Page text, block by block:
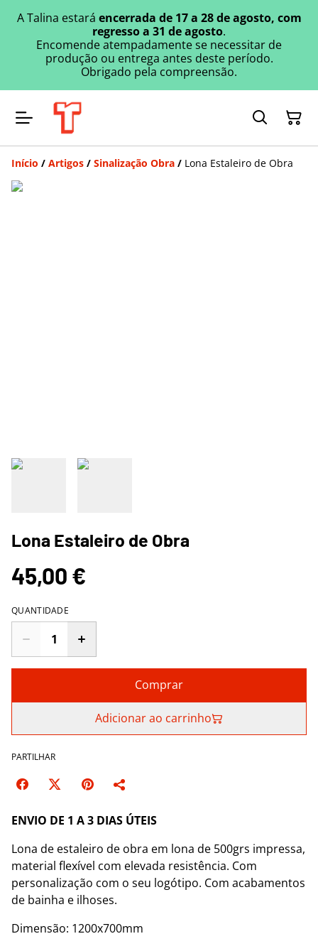
A Talina estará encerrada de 17 a 28 de agosto, com
regresso a 31 de agosto.
Encomende atempadamente se necessitar de
produção ou entrega antes deste período.
Obrigado pela compreensão.
Início / Artigos / Sinalização Obra / Lona Estaleiro de Obra
Lona Estaleiro de Obra
45,00 €
QUANTIDADE
Comprar
Adicionar ao carrinho
PARTILHAR
ENVIO DE 1 A 3 DIAS ÚTEIS
Lona de estaleiro de obra em lona de 500grs impressa,
material flexível com elevada resistência. Com
personalização com o seu logótipo. Com acabamentos
de bainha e ilhoses.
Dimensão: 1200x700mm